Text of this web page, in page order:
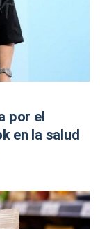
por el
en la salud